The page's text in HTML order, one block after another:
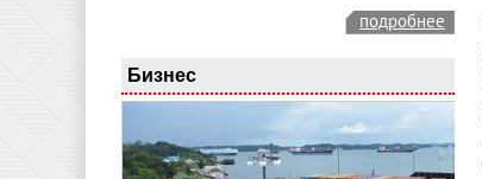
подробнее
Бизнес